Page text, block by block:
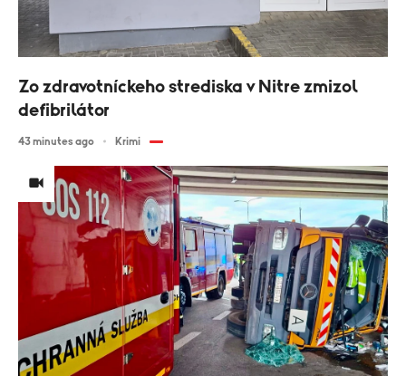
Zo zdravotníckeho strediska v Nitre zmizol
defibrilátor
43 minutes ago Krimi